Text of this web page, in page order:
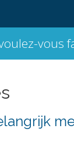
vous